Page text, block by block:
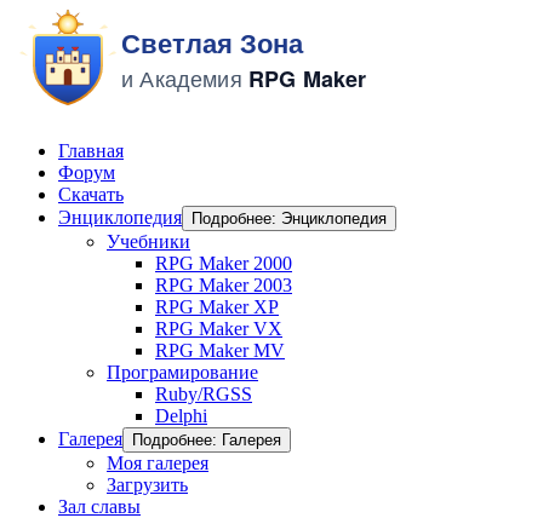
Главная
Форум
Скачать
Энциклопедия
Подробнее: Энциклопедия
Учебники
RPG Maker 2000
RPG Maker 2003
RPG Maker XP
RPG Maker VX
RPG Maker MV
Програмирование
Ruby/RGSS
Delphi
Галерея
Подробнее: Галерея
Моя галерея
Загрузить
Зал славы